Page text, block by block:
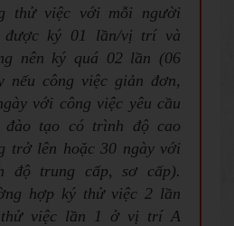
thử việc với mỗi người
được ký 01 lần/vị trí và
nên ký quá 02 lần (06
nếu công việc giản đơn,
với công việc yêu cầu
đào tạo có trình độ cao
trở lên hoặc 30 ngày với
độ trung cấp, sơ cấp).
hợp ký thử việc 2 lần
việc lần 1 ở vị trí A